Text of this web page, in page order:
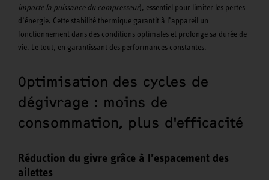
importe la puissance du compresseur), essentiel pour limiter les pertes
d’énergie. Cette stabilité thermique garantit à l’appareil un
fonctionnement dans des conditions optimales et prolonge sa durée de
vie. Le tout, en garantissant des performances constantes.
Optimisation des cycles de
dégivrage : moins de
consommation, plus d'efficacité
Réduction du givre grâce à l’espacement des
ailettes